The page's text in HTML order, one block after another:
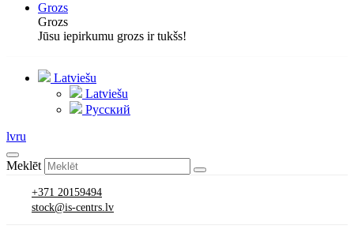
Grozs
Grozs
Jūsu iepirkumu grozs ir tukšs!
Latviešu
Latviešu
Русский
lvru
Meklēt
+371 20159494
stock@is-centrs.lv